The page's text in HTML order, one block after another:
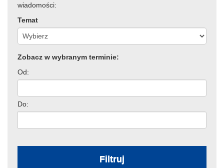
wiadomości:
Temat
Zobacz w wybranym terminie:
Od:
Do:
Filtruj